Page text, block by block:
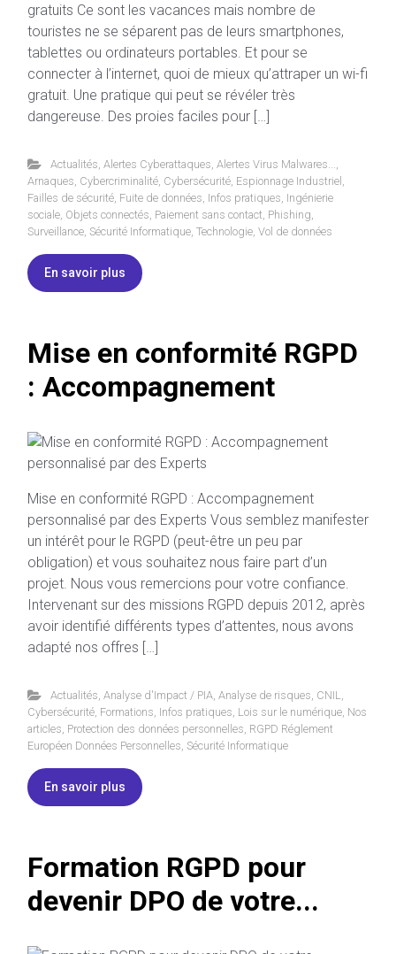
gratuits Ce sont les vacances mais nombre de
touristes ne se séparent pas de leurs smartphones,
tablettes ou ordinateurs portables. Et pour se
connecter à l’internet, quoi de mieux qu’attraper un wi-fi
gratuit. Une pratique qui peut se révéler très
dangereuse. Des proies faciles pour […]
Actualités Alertes Cyberattaques Alertes Virus Malwares...
Arnaques Cybercriminalité Cybersécurité Espionnage Industriel
Failles de sécurité Fuite de données Infos pratiques Ingénierie
sociale Objets connectés Paiement sans contact Phishing
Surveillance Sécurité Informatique Technologie Vol de données
En savoir plus
Mise en conformité RGPD
: Accompagnement
Mise en conformité RGPD : Accompagnement
personnalisé par des Experts Vous semblez manifester
un intérêt pour le RGPD (peut-être un peu par
obligation) et vous souhaitez nous faire part d’un
projet. Nous vous remercions pour votre confiance.
Intervenant sur des missions RGPD depuis 2012, après
avoir identifié différents types d’attentes, nous avons
adapté nos offres […]
Actualités Analyse d'Impact / PIA Analyse de risques CNIL
Cybersécurité Formations Infos pratiques Lois sur le numérique Nos
articles Protection des données personnelles RGPD Réglement
Européen Données Personnelles Sécurité Informatique
En savoir plus
Formation RGPD pour
devenir DPO de votre...